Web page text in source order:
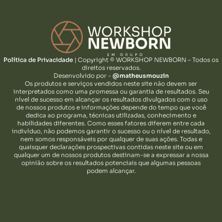
Política de Privacidade | Copyright © WORKSHOP NEWBORN – Todos os
direitos reservados.
Desenvolvido por - @matheusmouzin
Os produtos e serviços vendidos neste site não devem ser
interpretados como uma promessa ou garantia de resultados. Seu
nível de sucesso em alcançar os resultados divulgados com o uso
de nossos produtos e informações depende do tempo que você
dedica ao programa, técnicas utilizadas, conhecimento e
habilidades diferentes. Como esses fatores diferem entre cada
indivíduo, não podemos garantir o sucesso ou o nível de resultado,
nem somos responsáveis por qualquer de suas ações. Todas e
quaisquer declarações prospectivas contidas neste site ou em
qualquer um de nossos produtos destinam-se a expressar a nossa
opinião sobre os resultados potenciais que algumas pessoas
podem alcançar.